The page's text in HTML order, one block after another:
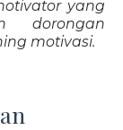
yang
dorongan
motivasi.